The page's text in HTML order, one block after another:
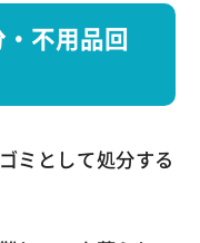
不用品回
ミとして処分する